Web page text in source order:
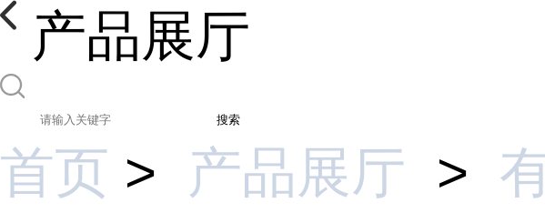
产品展厅
搜索
首页 > 产品展厅 >